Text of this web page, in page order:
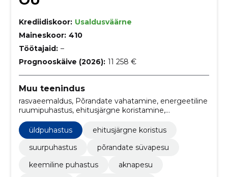
Krediidiskoor: Usaldusväärne
Maineskoor: 410
Töötajaid: –
Prognooskäive (2026): 11 258 €
Muu teenindus
rasvaeemaldus, Põrandate vahatamine, energeetiline
ruumipuhastus, ehitusjärgne koristamine,
kolimisjärgne koristus, sügav põrandapesu,
standardne koristus, suurpuhastus, Kontori
koristamine, ehitusjärgne koristus
üldpuhastus
ehitusjärgne koristus
suurpuhastus
põrandate süvapesu
keemiline puhastus
aknapesu